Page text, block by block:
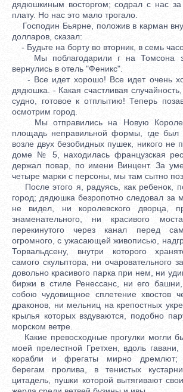
дядюшкиным восторгом; содрал с нас
плату. Но нас это мало трогало.
Господин Бьярне, положив в карман
долларов, сказал:
- Будьте на борту во вторник, в семь
Мы поблагодарили г на Томсона
вернулись в отель "Феникс".
- Все идет хорошо! Все идет очень
дядюшка. - Какая счастливая
судно, готовое к отплытию! Теперь
осмотрим город.
Мы отправились на Новую
площадь неправильной формы, где был
возле двух безобидных пушек, никого не
доме № 5, находилась французская
держал повар, по имени Винцент. За
четыре марки с персоны, мы там сытно
После этого я, радуясь, как ребенок,
город; дядюшка безропотно следовал за
не видел, ни королевского дворца,
знаменательного, ни красивого
перекинутого через канал перед
огромного, с ужасающей живописью,
Торвальдсену, внутри которого
самого скульптора, ни очаровательного
довольно красивого парка при нем, ни
биржи в стиле Ренессанс, ни его
собою чудовищное сплетение хвостов
драконов, ни мельниц на крепостных
крылья которых вздуваются, подобно
морском ветре.
Какие превосходные прогулки могли
моей прелестной Гретхен, вдоль гавани,
корабли и фрегаты мирно
берегам пролива, в тенистых
цитадель, пушки которой вытягивают